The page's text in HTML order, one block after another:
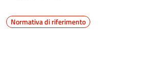
Normativa di riferimento